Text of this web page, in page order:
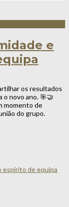
e
os resultados
o novo ano. 🎯🤝
momento de
do grupo.
espírito de equipa